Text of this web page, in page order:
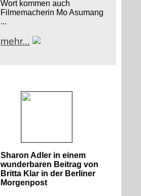
Wort kommen auch
Filmemacherin Mo Asumang
...
mehr...
Sharon Adler in einem
wunderbaren Beitrag von
Britta Klar in der Berliner
Morgenpost